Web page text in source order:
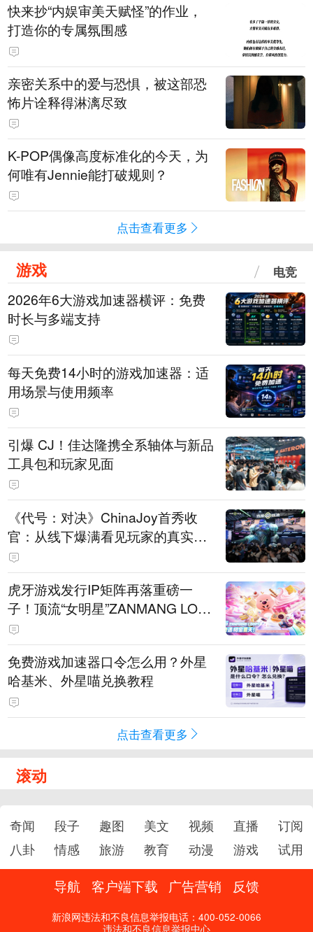
快来抄“内娱审美天赋怪”的作业，
打造你的专属氛围感
亲密关系中的爱与恐惧，被这部恐
怖片诠释得淋漓尽致
K-POP偶像高度标准化的今天，为
何唯有Jennie能打破规则？
点击查看更多
游戏 电竞
2026年6大游戏加速器横评：免费
时长与多端支持
每天免费14小时的游戏加速器：适
用场景与使用频率
引爆 CJ！佳达隆携全系轴体与新品
工具包和玩家见面
《代号：对决》ChinaJoy首秀收
官：从线下爆满看见玩家的真实期
待
虎牙游戏发行IP矩阵再落重磅一
子！顶流“女明星”ZANMANG LOO
PY 正版3D消除手游《消消奇遇》
惊喜曝光
免费游戏加速器口令怎么用？外星
哈基米、外星喵兑换教程
点击查看更多
滚动
奇闻 段子 趣图 美文 视频 直播
订阅
八卦
情感 旅游 教育 动漫 游戏 试用
导航 客户端下载 广告营销 反馈
新浪网违法和不良信息举报电话：400-052-0066
违法和不良信息举报中心